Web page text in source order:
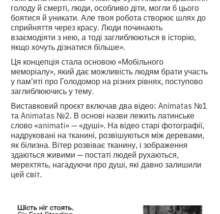
голоду й смерті, люди, особливо діти, могли б цього
боятися й уникати. Але твоя робота створює шлях до
сприйняття через красу. Люди починають
взаємодіяти з нею, а тоді заглиблюються в історію,
якщо хочуть дізнатися більше».
Ця концепція стала основою «Мобільного
меморіалу», який дає можливість людям брати участь
у пам’яті про Голодомор на різних рівнях, поступово
заглиблюючись у тему.
Виставковий проєкт включав два відео: Animatas №1
та Animatas №2. В основі назви лежить латинське
слово «animati» — «душі». На відео старі фотографії,
надруковані на тканині, розвішуються між деревами,
як білизна. Вітер розвіває тканину, і зображення
здаються живими — постаті людей рухаються,
мерехтять, нагадуючи про душі, які давно залишили
цей світ.